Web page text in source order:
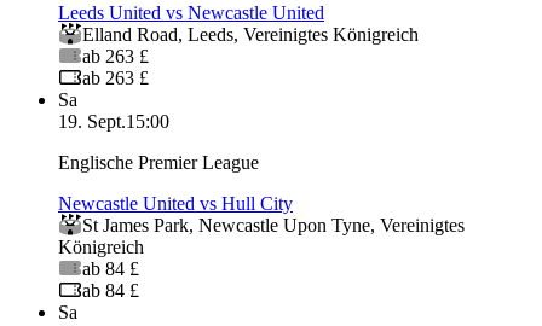
Leeds United vs Newcastle United
Elland Road, Leeds, Vereinigtes Königreich
ab 263 £
ab 263 £
Sa
19. Sept.15:00
Englische Premier League
Newcastle United vs Hull City
St James Park, Newcastle Upon Tyne, Vereinigtes
Königreich
ab 84 £
ab 84 £
Sa